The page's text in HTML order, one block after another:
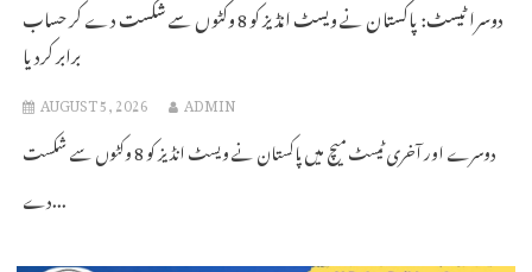
دوسرا ٹیسٹ: پاکستان نے ویسٹ انڈیز کو 8 وکٹوں سے شکست دے کر حساب
برابر کردیا
AUGUST 5, 2026 ADMIN
دوسرے اور آخری ٹیسٹ میچ میں پاکستان نے ویسٹ انڈیز کو 8 وکٹوں سے شکست
دے...